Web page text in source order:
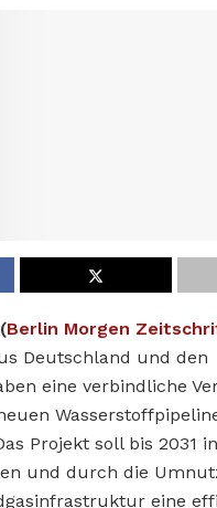
Berlin Morgen
Deutschland und den
eine verbindliche
Projekt soll bis 2031
und durch die
eine